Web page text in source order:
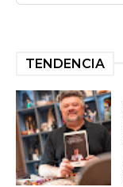
TENDENCIA